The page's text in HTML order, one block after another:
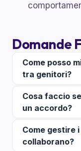
Domande
Come posso
tra genitori?
Cosa faccio
un accordo?
Come gestire
collaborano?